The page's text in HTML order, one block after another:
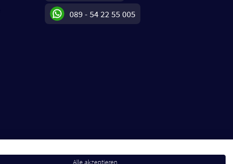
089 - 54 22 55 005
Alle akzeptieren